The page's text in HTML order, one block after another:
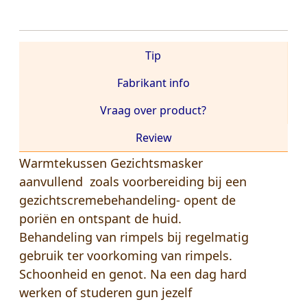
Warmtekussen Gezichtsmasker
aanvullend zoals voorbereiding bij een
gezichtscremebehandeling- opent de
poriën en ontspant de huid.
Behandeling van rimpels bij regelmatig
gebruik ter voorkoming van rimpels.
Schoonheid en genot. Na een dag hard
werken of studeren gun jezelf
Tip
Fabrikant info
Vraag over product?
Review